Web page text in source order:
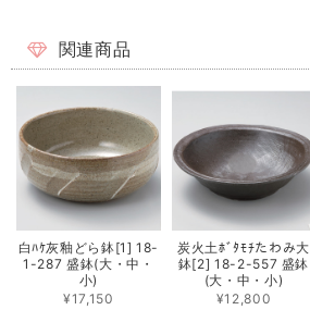
関連商品
白ﾊｹ灰釉どら鉢[1] 18-
1-287 盛鉢(大・中・
小)
¥17,150
炭火土ﾎﾞﾀﾓﾁたわみ大
鉢[2] 18-2-557 盛鉢
(大・中・小)
¥12,800